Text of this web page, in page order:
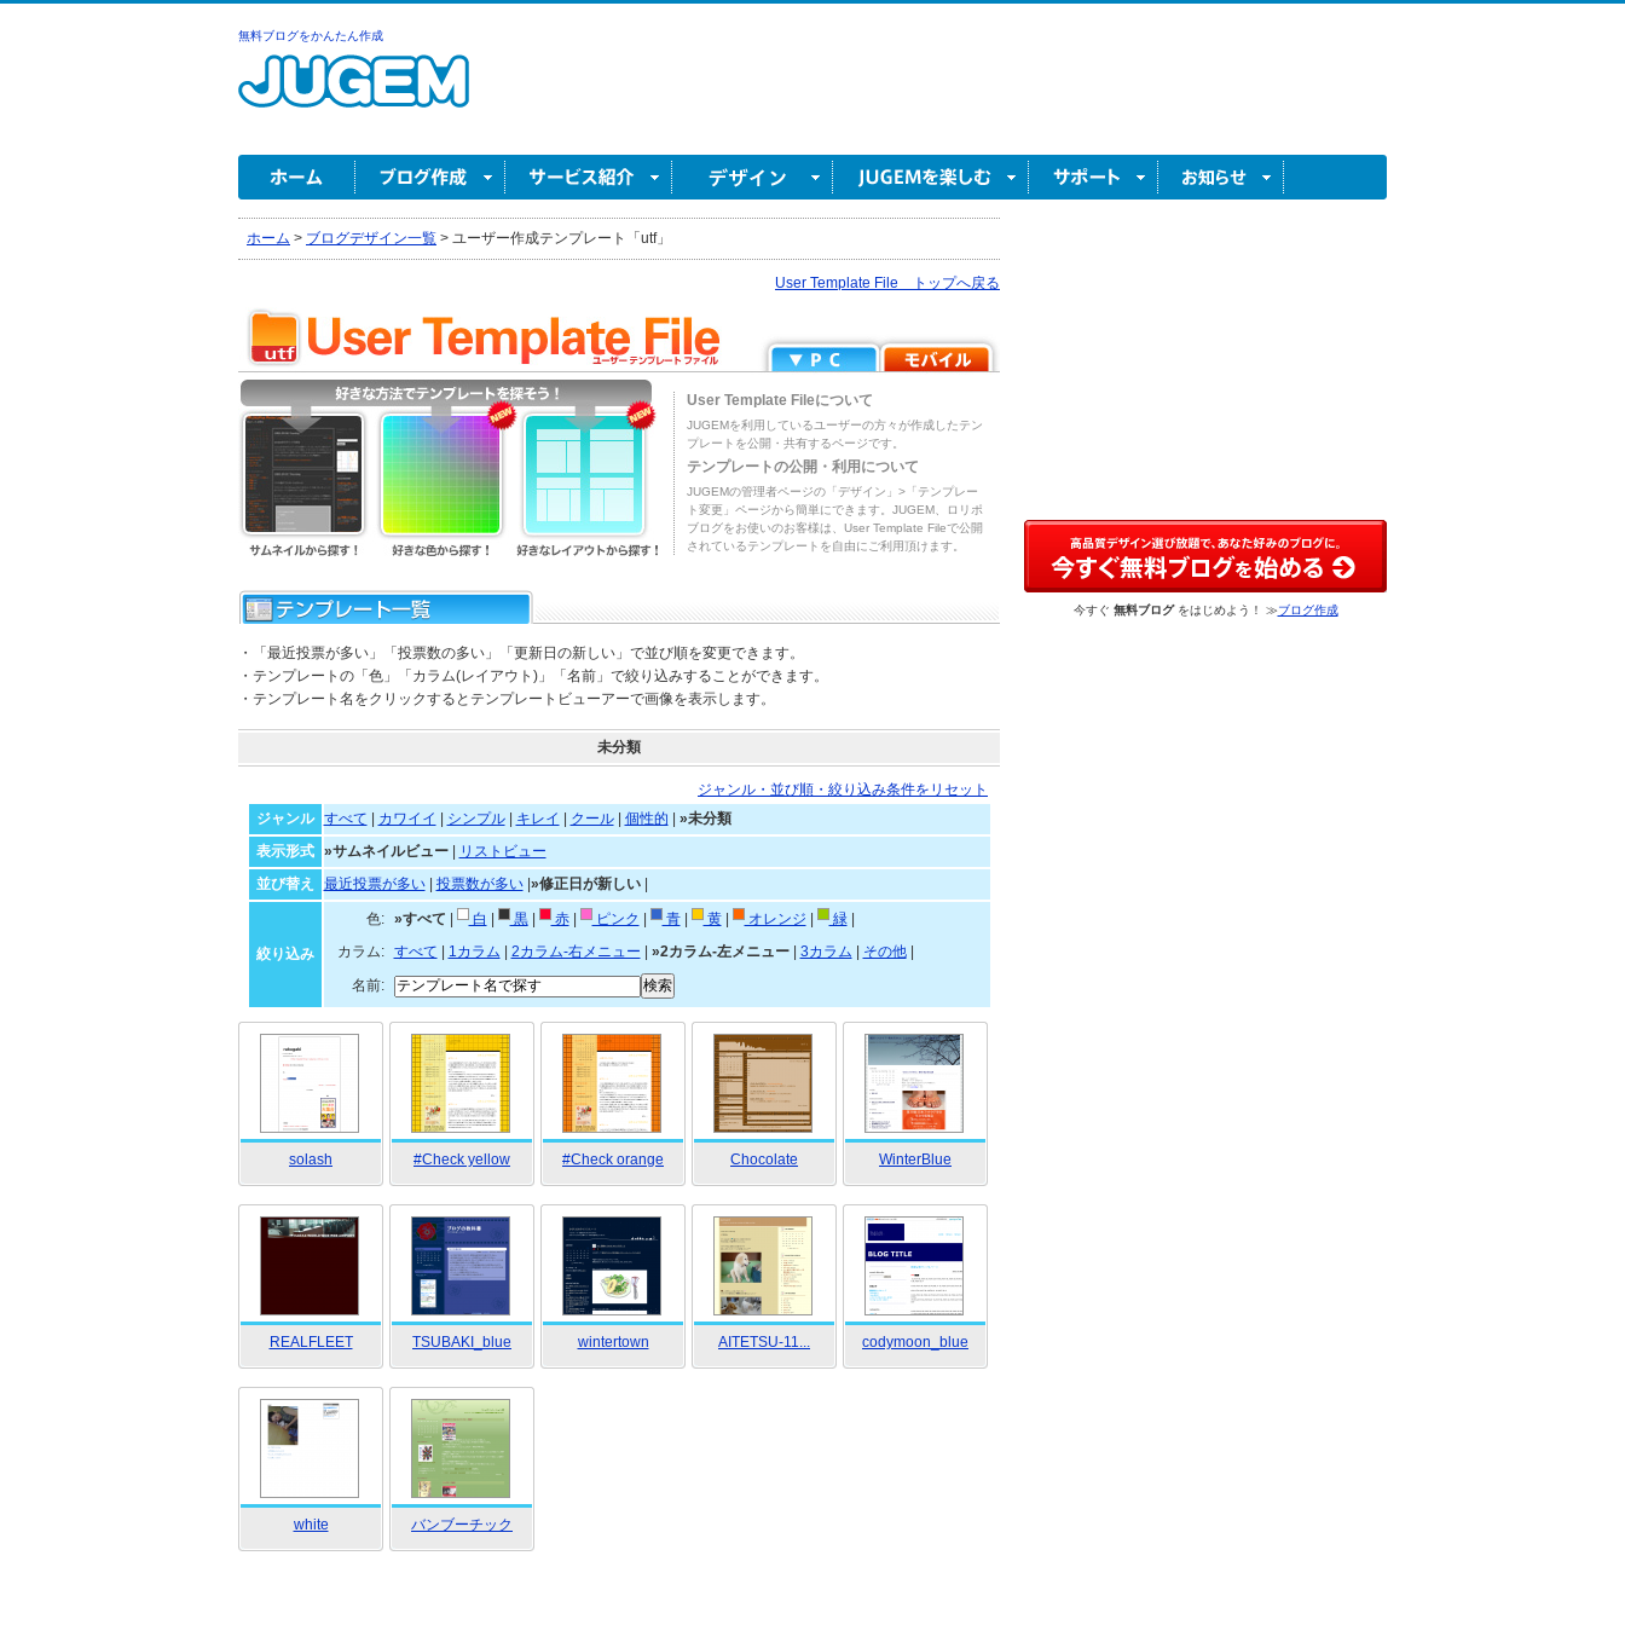
無料ブログをかんたん作成
ホーム > ブログデザイン一覧 > ユーザー作成テンプレート「utf」
User Template File トップへ戻る
User Template Fileについて
JUGEMを利用しているユーザーの方々が作成したテン
プレートを公開・共有するページです。
テンプレートの公開・利用について
JUGEMの管理者ページの「デザイン」>「テンプレー
ト変更」ページから簡単にできます。JUGEM、ロリポ
ブログをお使いのお客様は、User Template Fileで公開
されているテンプレートを自由にご利用頂けます。
・「最近投票が多い」「投票数の多い」「更新日の新しい」で並び順を変更できます。
・テンプレートの「色」「カラム(レイアウト)」「名前」で絞り込みすることができます。
・テンプレート名をクリックするとテンプレートビューアーで画像を表示します。
未分類
ジャンル・並び順・絞り込み条件をリセット
ジャンル
すべて カワイイ シンプル| キレイ クール| 個性的
»未分類
表示形式
»サムネイルビュー|
リストビュー
並び替え
最近投票が多い| 投票数が多い| »修正日が新しい|
絞り込み
色: »すべて 白 黒| 赤| ピンク 青| 黄| オレンジ 緑|
カラム:
すべて 1カラム 2カラム-右メニュー »2カラム-左メニュー| 3カラム その他|
名前:
solash #Check yellow #Check orange Chocolate WinterBlue
REALFLEET TSUBAKI_blue wintertown AITETSU-11... codymoon_blue
white バンブーチック
今すぐ 無料ブログをはじめよう！ ≫ブログ作成